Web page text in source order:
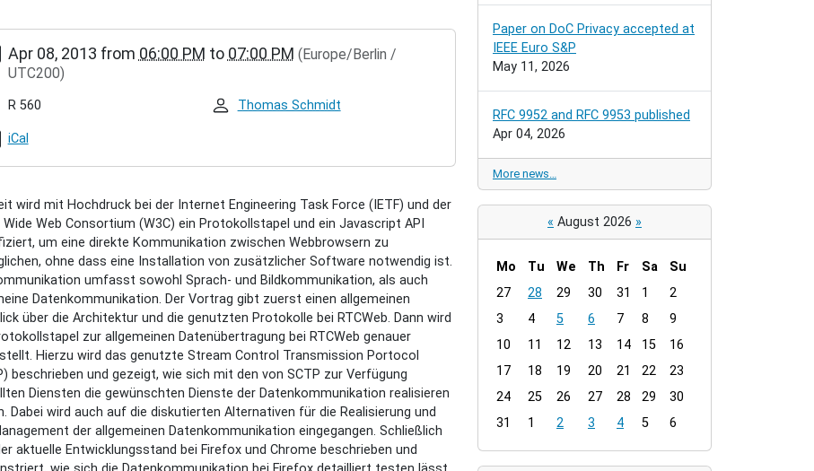
www.inet.haw-
events/inet-
michael-
Apr 08, 2013 from 06:00 PM to 07:00 PM (Europe/Berlin /
UTC200)
R 560 Thomas Schmidt
iCal
wird mit Hochdruck bei der Internet Engineering Task Force (IETF) und der
Wide Web Consortium (W3C) ein Protokollstapel und ein Javascript API
um eine direkte Kommunikation zwischen Webbrowsern zu
ohne dass eine Installation von zusätzlicher Software notwendig ist.
umfasst sowohl Sprach- und Bildkommunikation, als auch
Datenkommunikation. Der Vortrag gibt zuerst einen allgemeinen
über die Architektur und die genutzten Protokolle bei RTCWeb. Dann wird
zur allgemeinen Datenübertragung bei RTCWeb genauer
Hierzu wird das genutzte Stream Control Transmission Portocol
beschrieben und gezeigt, wie sich mit den von SCTP zur Verfügung
Diensten die gewünschten Dienste der Datenkommunikation realisieren
Dabei wird auch auf die diskutierten Alternativen für die Realisierung und
der allgemeinen Datenkommunikation eingegangen. Schließlich
aktuelle Entwicklungsstand bei Firefox und Chrome beschrieben und
Paper on DoC Privacy accepted at
IEEE Euro S&P
May 11, 2026
RFC 9952 and RFC 9953 published
Apr 04, 2026
More news…
« August 2026 »
m
n
h
8
Mo Tu We Th Fr Sa
Su
27
28 29 30 31 1
2
3
4 5 6 7 8
9
10
11 12 13 14 15
16
17
18 19 20 21 22
23
24
25 26 27 28 29
30
31
1 2 3 4 5 6